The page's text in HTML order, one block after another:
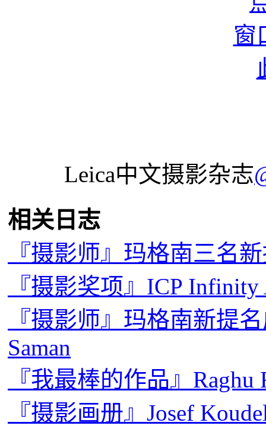
Leica中文摄影杂志
相关日志
『摄影师』玛格南三名
『摄影奖项』ICP
『摄影师』玛格南新提
Saman
『我最棒的作品』
『摄影画册』Josef